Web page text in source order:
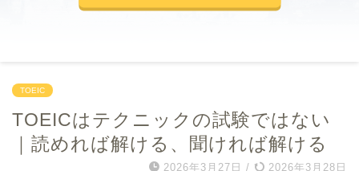
TOEIC
TOEICはテクニックの試験ではない
｜読めれば解ける、聞ければ解ける
2026年3月27日 / 2026年3月28日